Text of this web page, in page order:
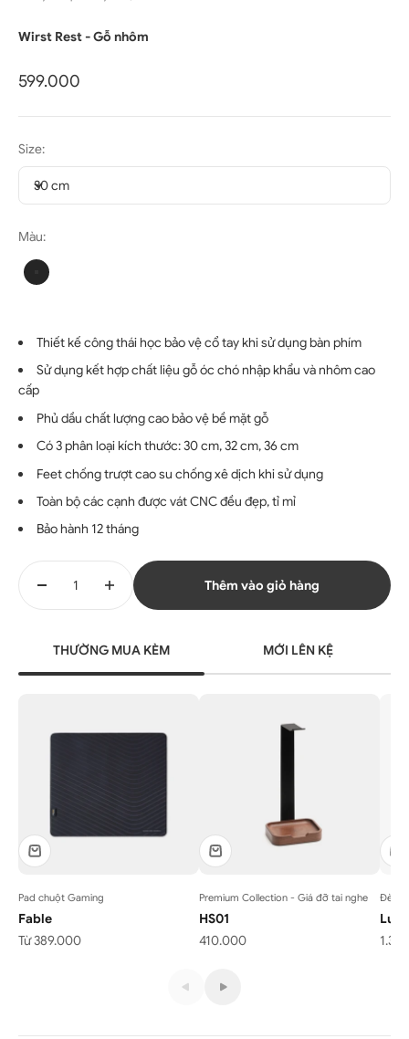
Wirst Rest - Gỗ nhôm
Giá bán
599.000
Size:
30 cm
30 cm
Màu:
Đen
Đen
Thiết kế công thái học bảo vệ cổ tay khi sử dụng bàn phím
Sử dụng kết hợp chất liệu gỗ óc chó nhập khẩu và nhôm cao
cấp
Phủ dầu chất lượng cao bảo vệ bề mặt gỗ
Có 3 phân loại kích thước: 30 cm, 32 cm, 36 cm
Feet chống trượt cao su chống xê dịch khi sử dụng
Toàn bộ các cạnh được vát CNC đều đẹp, tỉ mỉ
Bảo hành 12 tháng
Thêm vào giỏ hàng
THƯỜNG MUA KÈM MỚI LÊN KỆ
Pad chuột Gaming
Fable
Giá bán
Từ 389.000
Premium Collection - Giá đỡ tai nghe
HS01
Giá bán
410.000
Đèn
Luna
Giá